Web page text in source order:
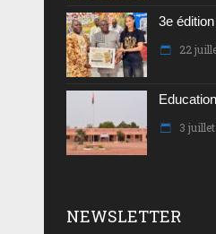
3e
22
3
NEWSLETTER